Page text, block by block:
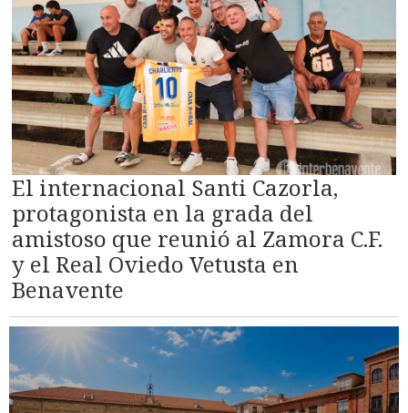
El internacional Santi Cazorla,
protagonista en la grada del
amistoso que reunió al Zamora C.F.
y el Real Oviedo Vetusta en
Benavente